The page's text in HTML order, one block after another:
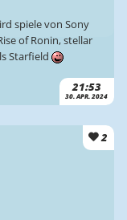
21:53
30. APR. 2024
spiele von Sony
of Ronin, stellar
Starfield
2